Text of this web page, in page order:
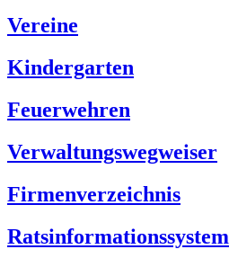
Vereine
Kindergarten
Feuerwehren
Verwaltungswegweiser
Firmenverzeichnis
Ratsinformationssystem